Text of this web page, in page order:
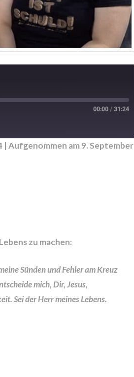
00:00 / 31:24
| Aufgenommen am 9. September
zu machen:
Sünden und Fehler am Kreuz
mich, Dir, Jesus,
Sei der Herr meines Lebens.